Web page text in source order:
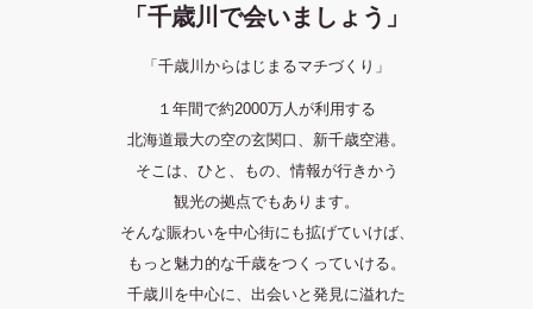
「千歳川で会いましょう」
「千歳川からはじまるマチづくり」
１年間で約2000万人が利用する
北海道最大の空の玄関口、新千歳空港。
そこは、ひと、もの、情報が行きかう
観光の拠点でもあります。
そんな賑わいを中心街にも拡げていけば、
もっと魅力的な千歳をつくっていける。
千歳川を中心に、出会いと発見に溢れた